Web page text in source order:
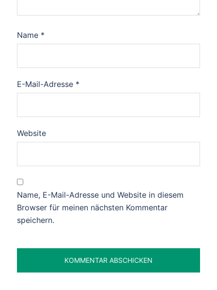
Name *
E-Mail-Adresse *
Website
Name, E-Mail-Adresse und Website in diesem
Browser für meinen nächsten Kommentar
speichern.